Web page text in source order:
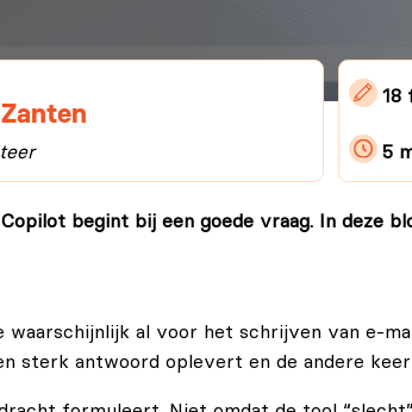
18
5
begint bij een goede vraag. In deze
waarschijnlijk al voor het schrijven van e-
sterk antwoord oplevert en de andere keer